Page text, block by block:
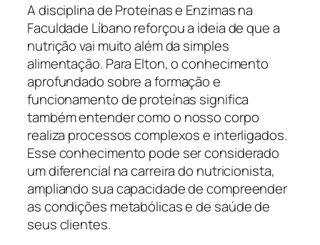
A disciplina de Proteínas e Enzimas na
Faculdade Líbano reforçou a ideia de que a
nutrição vai muito além da simples
alimentação. Para Elton, o conhecimento
aprofundado sobre a formação e
funcionamento de proteínas significa
também entender como o nosso corpo
realiza processos complexos e interligados.
Esse conhecimento pode ser considerado
um diferencial na carreira do nutricionista,
ampliando sua capacidade de compreender
as condições metabólicas e de saúde de
seus clientes.